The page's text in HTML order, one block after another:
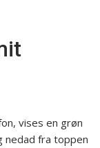
vises en grøn
nedad fra toppen